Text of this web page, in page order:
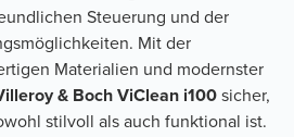
Steuerung und der
Mit der
Materialien und modernster
& Boch ViClean i100sicher,
stilvoll als auch funktional ist.